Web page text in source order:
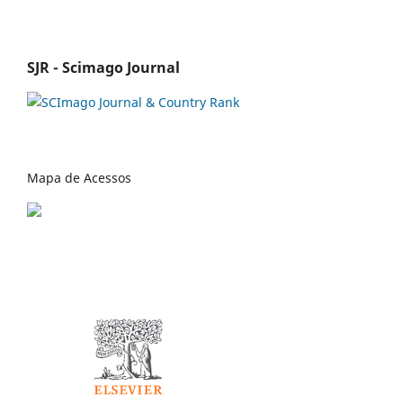
SJR - Scimago Journal
Mapa de Acessos